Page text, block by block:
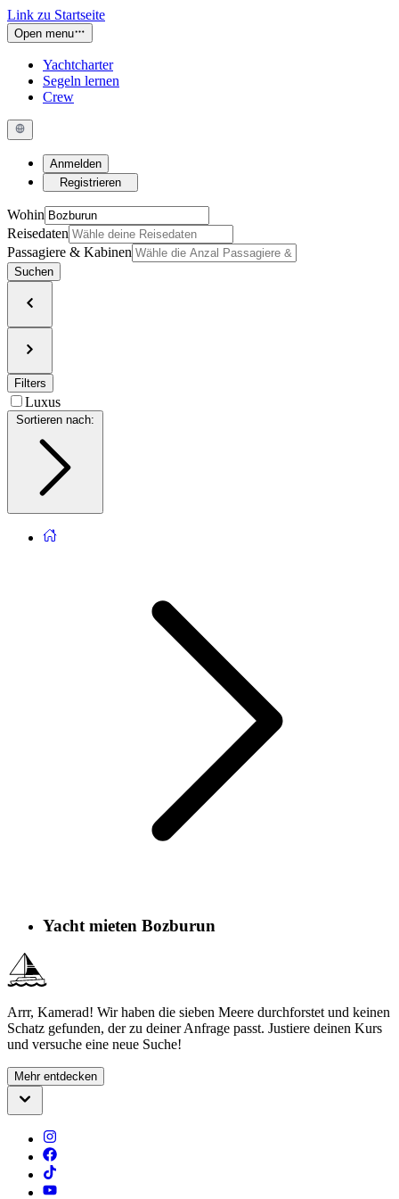
Link zu Startseite
Open menu
Yachtcharter
Segeln lernen
Crew
Anmelden
Registrieren
Wohin
Reisedaten
Passagiere & Kabinen
Suchen
Filters
Luxus
Sortieren nach
Yacht mieten Bozburun
Arrr, Kamerad! Wir haben die sieben Meere durchforstet und keinen
Schatz gefunden, der zu deiner Anfrage passt. Justiere deinen Kurs
und versuche eine neue Suche!
Mehr entdecken